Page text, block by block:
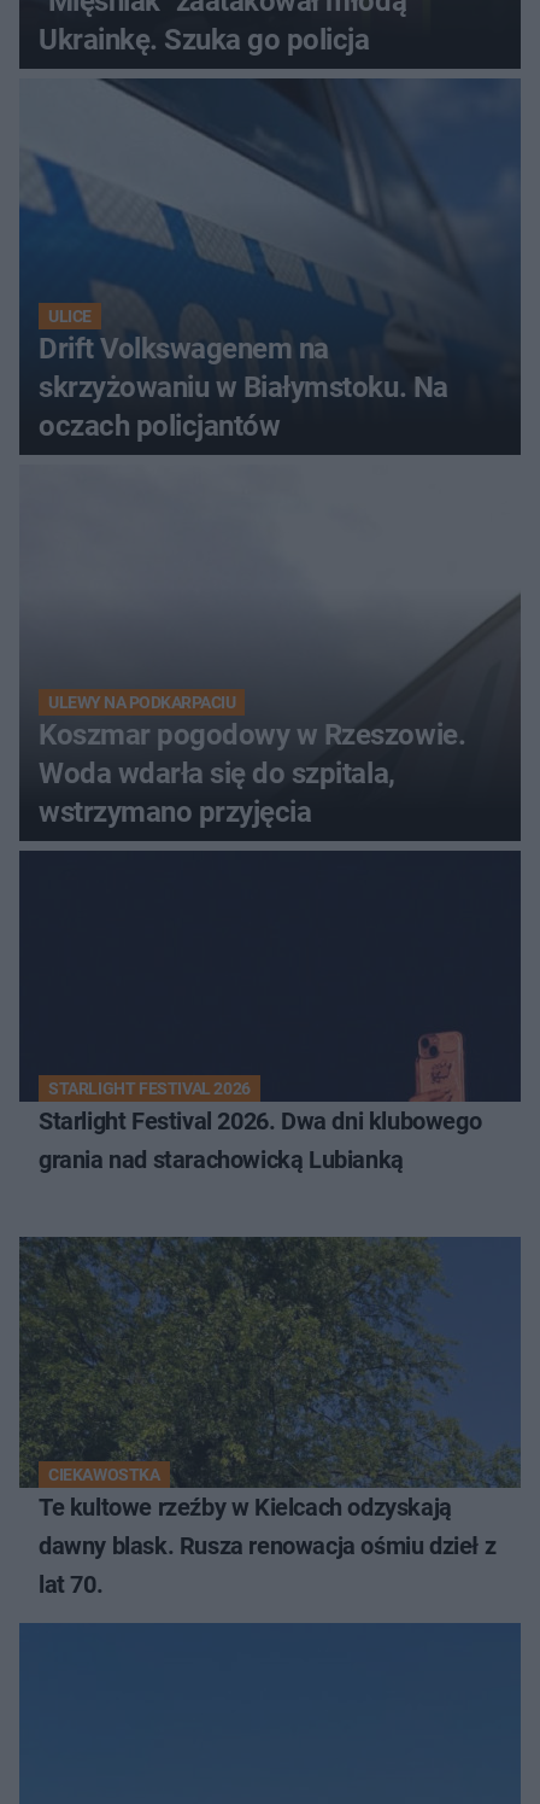
Ukrainkę. Szuka go policja
ULICE
Drift Volkswagenem na
skrzyżowaniu w Białymstoku. Na
oczach policjantów
ULEWY NA PODKARPACIU
Koszmar pogodowy w Rzeszowie.
Woda wdarła się do szpitala,
wstrzymano przyjęcia
STARLIGHT FESTIVAL 2026
Starlight Festival 2026. Dwa dni klubowego
grania nad starachowicką Lubianką
CIEKAWOSTKA
Te kultowe rzeźby w Kielcach odzyskają
dawny blask. Rusza renowacja ośmiu dzieł z
lat 70.